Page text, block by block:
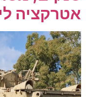
אטרקציה